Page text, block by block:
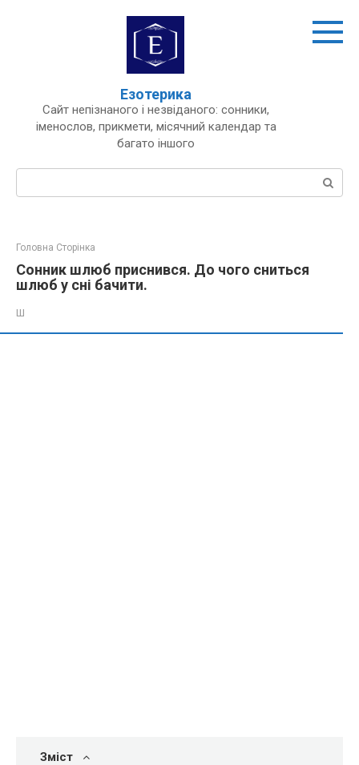
Езотерика
Сайт непізнаного і незвіданого: сонники,
іменослов, прикмети, місячний календар та
багато іншого
Пошук:
Головна Сторінка
Сонник шлюб приснився. До чого сниться
шлюб у сні бачити.
Ш
Зміст